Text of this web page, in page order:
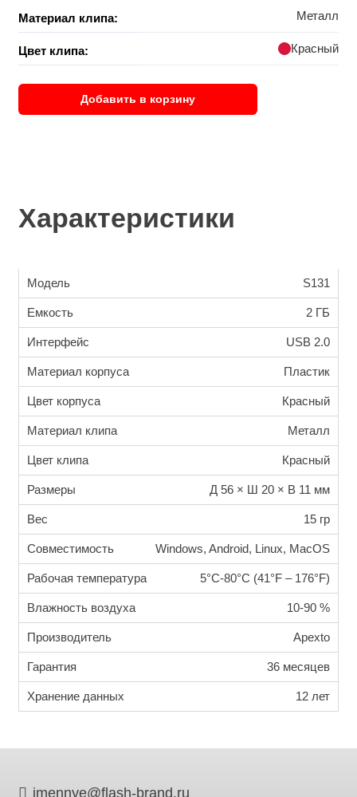
Материал клипа: Металл
Цвет клипа: Красный
Добавить в корзину
Характеристики
Модель S131
Емкость 2 ГБ
Интерфейс USB 2.0
Материал корпуса Пластик
Цвет корпуса Красный
Материал клипа Металл
Цвет клипа Красный
Размеры Д 56 × Ш 20 × В 11 мм
Вес 15 гр
Совместимость Windows, Android, Linux, MacOS
Рабочая температура 5°C-80°C (41°F – 176°F)
Влажность воздуха 10-90 %
Производитель Apexto
Гарантия 36 месяцев
Хранение данных 12 лет
imennye@flash-brand.ru